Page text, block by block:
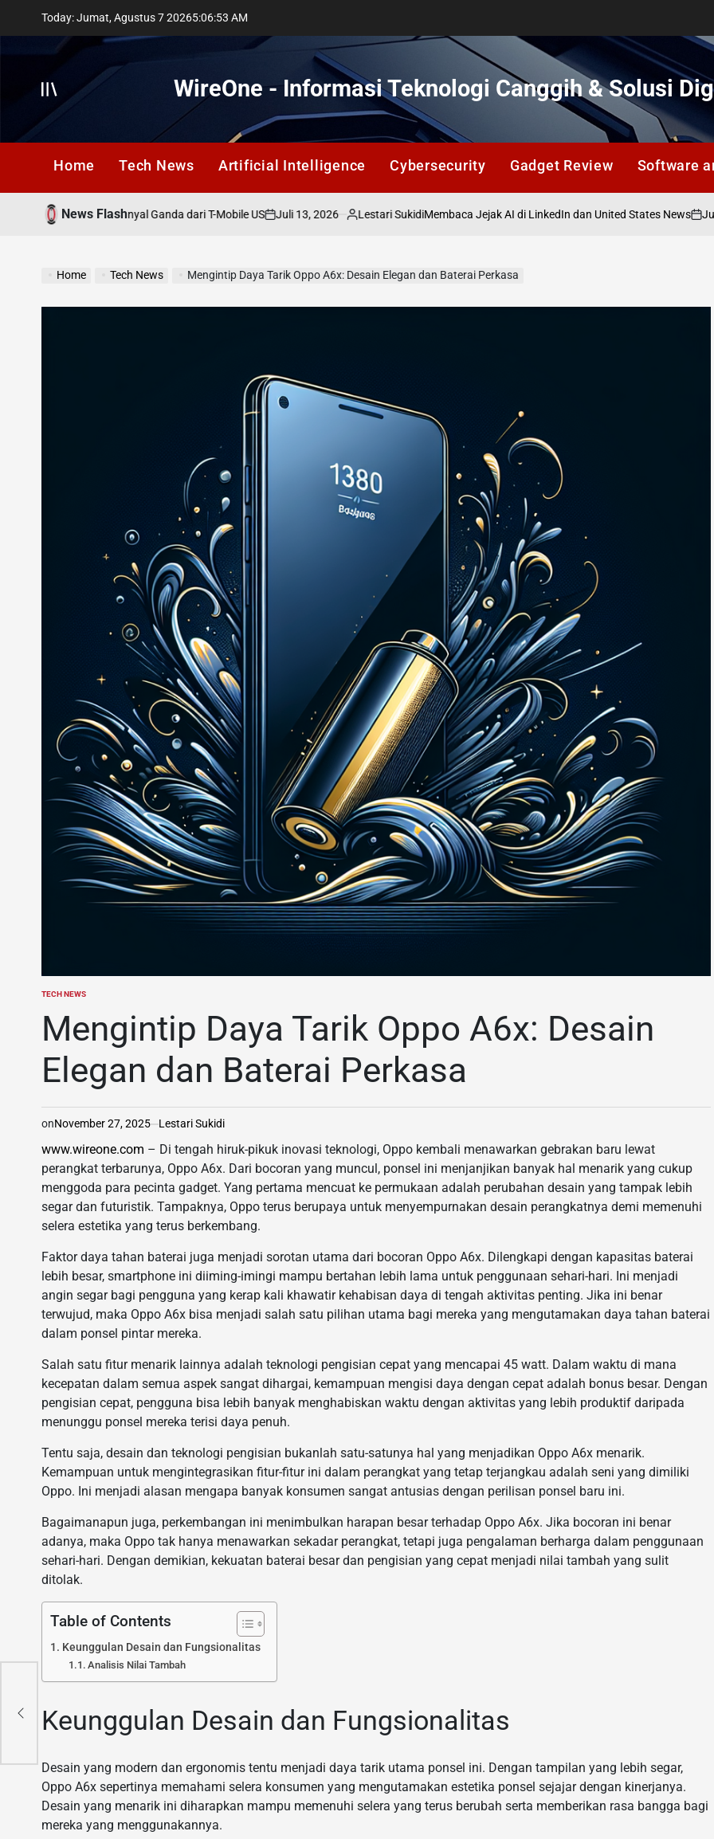
Today: Jumat, Agustus 7 20265:06:55 AM
Offcanvas
WireOne - Informasi Teknologi Canggih & Solusi
Home Tech News Artificial Intelligence Cybersecurity Gadget Review Software
News Flash
Sinyal Ganda dari T-Mobile US
on
Juli 13, 2026
Posted
Lestari SukidiMembaca Jejak AI di LinkedIn dan United States News
on
Juli 12, 2026
Home Tech News Mengintip Daya Tarik Oppo A6x: Desain Elegan dan Baterai Perkasa
POSTED
TECH NEWS
Mengintip Daya Tarik Oppo A6x: Desain
Elegan dan Baterai Perkasa
onNovember 27, 2025 Lestari Sukidi
www.wireone.com – Di tengah hiruk-pikuk inovasi teknologi, Oppo kembali menawarkan gebrakan baru lewat
perangkat terbarunya, Oppo A6x. Dari bocoran yang muncul, ponsel ini menjanjikan banyak hal menarik yang cukup
menggoda para pecinta gadget. Yang pertama mencuat ke permukaan adalah perubahan desain yang tampak lebih
segar dan futuristik. Tampaknya, Oppo terus berupaya untuk menyempurnakan desain perangkatnya demi memenuhi
selera estetika yang terus berkembang.
Faktor daya tahan baterai juga menjadi sorotan utama dari bocoran Oppo A6x. Dilengkapi dengan kapasitas baterai
lebih besar, smartphone ini diiming-imingi mampu bertahan lebih lama untuk penggunaan sehari-hari. Ini menjadi
angin segar bagi pengguna yang kerap kali khawatir kehabisan daya di tengah aktivitas penting. Jika ini benar
terwujud, maka Oppo A6x bisa menjadi salah satu pilihan utama bagi mereka yang mengutamakan daya tahan baterai
dalam ponsel pintar mereka.
Salah satu fitur menarik lainnya adalah teknologi pengisian cepat yang mencapai 45 watt. Dalam waktu di mana
kecepatan dalam semua aspek sangat dihargai, kemampuan mengisi daya dengan cepat adalah bonus besar. Dengan
pengisian cepat, pengguna bisa lebih banyak menghabiskan waktu dengan aktivitas yang lebih produktif daripada
menunggu ponsel mereka terisi daya penuh.
Tentu saja, desain dan teknologi pengisian bukanlah satu-satunya hal yang menjadikan Oppo A6x menarik.
Kemampuan untuk mengintegrasikan fitur-fitur ini dalam perangkat yang tetap terjangkau adalah seni yang dimiliki
Oppo. Ini menjadi alasan mengapa banyak konsumen sangat antusias dengan perilisan ponsel baru ini.
Bagaimanapun juga, perkembangan ini menimbulkan harapan besar terhadap Oppo A6x. Jika bocoran ini benar
adanya, maka Oppo tak hanya menawarkan sekadar perangkat, tetapi juga pengalaman berharga dalam penggunaan
sehari-hari. Dengan demikian, kekuatan baterai besar dan pengisian yang cepat menjadi nilai tambah yang sulit
ditolak.
Table of Contents
Keunggulan Desain dan Fungsionalitas
Analisis Nilai Tambah
Keunggulan Desain dan Fungsionalitas
Desain yang modern dan ergonomis tentu menjadi daya tarik utama ponsel ini. Dengan tampilan yang lebih segar,
Oppo A6x sepertinya memahami selera konsumen yang mengutamakan estetika ponsel sejajar dengan kinerjanya.
Desain yang menarik ini diharapkan mampu memenuhi selera yang terus berubah serta memberikan rasa bangga bagi
mereka yang menggunakannya.